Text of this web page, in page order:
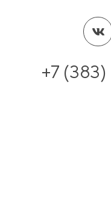
+7 (383)